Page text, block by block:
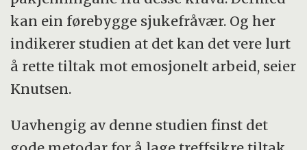
kan ein førebygge sjukefråvær. Og her
indikerer studien at det kan det vere lurt
å rette tiltak mot emosjonelt arbeid, seier
Knutsen.
Uavhengig av denne studien finst det